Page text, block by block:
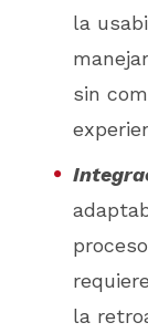
la
sin
la